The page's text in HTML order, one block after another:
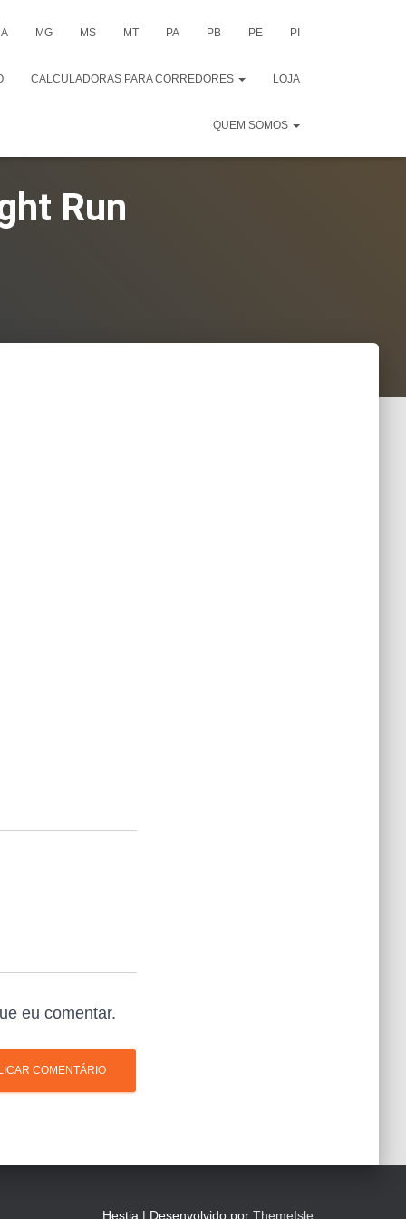
MG MS MT PA PB PE PI
CALCULADORAS PARA CORREDORES LOJA
QUEM SOMOS
Run
eu comentar.
Hestia | Desenvolvido por ThemeIsle